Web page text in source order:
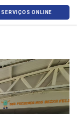
SERVIÇOS ONLINE